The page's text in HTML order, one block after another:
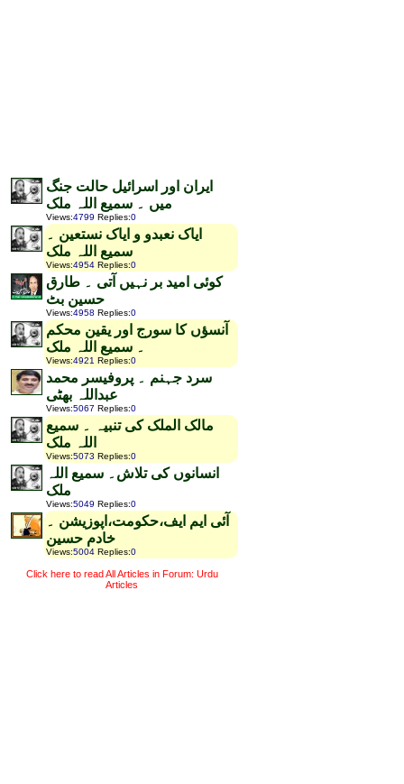
ایران اور اسرائیل حالت جنگ
میں ۔ سمیع اللہ ملک
Views:4799 Replies:0
ایاک نعبدو و ایاک نستعین ۔
سمیع اللہ ملک
Views:4954 Replies:0
کوئی امید بر نہیں آتی ۔ طارق
حسین بٹ
Views:4958 Replies:0
آنسؤں کا سورج اور یقین محکم
۔ سمیع اللہ ملک
Views:4921 Replies:0
سرد جہنم ۔ پروفیسر محمد
عبداللہ بھٹی
Views:5067 Replies:0
مالک الملک کی تنبیہ ۔ سمیع
اللہ ملک
Views:5073 Replies:0
انسانوں کی تلاش۔ سمیع اللہ
ملک
Views:5049 Replies:0
آئی ایم ایف،حکومت،اپوزیشن ۔
خادم حسین
Views:5004 Replies:0
Click here to read All Articles in Forum: Urdu
Articles